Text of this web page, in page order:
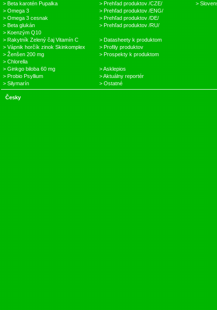
> Beta karotén Pupalka
> Omega 3
> Omega 3 cesnak
> Beta glukán
> Koenzým Q10
> Rakytník Zelený čaj Vitamín C
> Vápnik horčík zinok Skinkomplex
> Ženšen 200 mg
> Chlorella
> Ginkgo biloba 60 mg
> Probio Psyllium
> Silymarín
> Prehľad produktov /CZE/
> Prehľad produktov /ENG/
> Prehľad produktov /DE/
> Prehľad produktov /RU/
> Datasheety k produktom
> Profily produktov
> Prospekty k produktom
> Asklepios
> Aktuálny reportér
> Ostatné
>
Česky